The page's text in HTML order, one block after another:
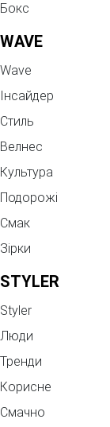
Бокс
WAVE
Wave
Інсайдер
Стиль
Велнес
Культура
Подорожі
Смак
Зірки
STYLER
Styler
Люди
Тренди
Корисне
Смачно